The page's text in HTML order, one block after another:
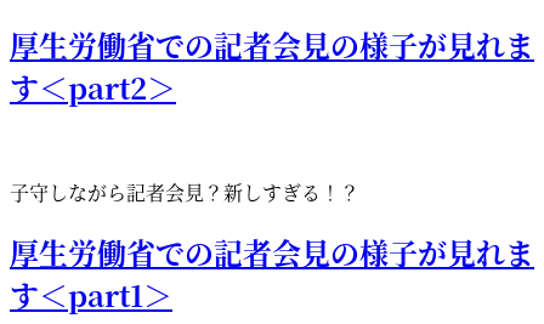
厚生労働省での記者会見の様子が見れま
す＜part2＞
子守しながら記者会見？新しすぎる！？
厚生労働省での記者会見の様子が見れま
す＜part1＞